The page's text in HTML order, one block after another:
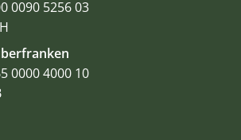
0090 5256 03
0000 4000 10